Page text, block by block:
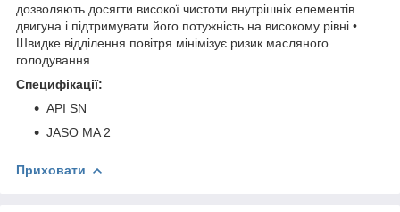
дозволяють досягти високої чистоти внутрішніх елементів
двигуна і підтримувати його потужність на високому рівні •
Швидке відділення повітря мінімізує ризик масляного
голодування
Специфікації:
API SN
JASO MA 2
Приховати